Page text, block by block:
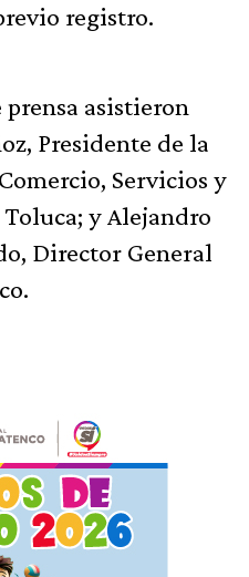
registro.
prensa asistieron
Presidente de la
Servicios y
y Alejandro
Director General